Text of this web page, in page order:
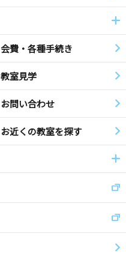
会費・各種手続き
教室見学
お問い合わせ
お近くの教室を探す